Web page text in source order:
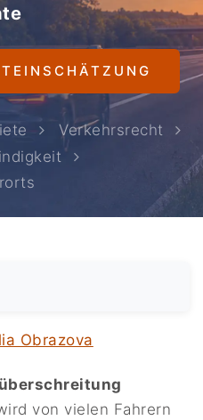
Verkehrsrecht
Obrazova
von vielen Fahrern